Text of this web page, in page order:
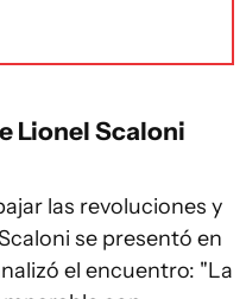
Lionel Scaloni
las revoluciones y
se presentó en
el encuentro: "La